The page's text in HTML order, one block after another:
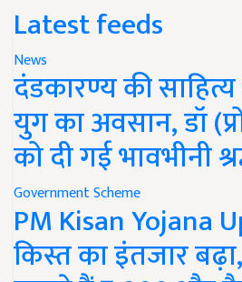
Latest feeds
News
दंडकारण्य की
युग का अवसान, डॉ
को दी गई भावभीनी
Government Scheme
PM Kisan Yojana
किस्त का इंतजार